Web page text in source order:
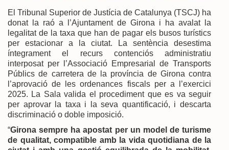
El Tribunal Superior de Justícia de Catalunya (TSCJ) ha
donat la raó a l’Ajuntament de Girona i ha avalat la
legalitat de la taxa que han de pagar els busos turístics
per estacionar a la ciutat. La sentència desestima
íntegrament el recurs contenciós administratiu
interposat per l’Associació Empresarial de Transports
Públics de carretera de la província de Girona contra
l’aprovació de les ordenances fiscals per a l’exercici
2025. La Sala valida el procediment que es va seguir
per aprovar la taxa i la seva quantificació, i descarta
discriminació o doble imposició.
“Girona sempre ha apostat per un model de turisme
de qualitat, compatible amb la vida quotidiana de la